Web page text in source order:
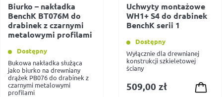
Biurko – nakładka
BenchK BT076M do
drabinek z czarnymi
metalowymi profilami
Dostępny
Bukowa nakładka służąca
jako biurko na drewniany
drążek PB076 do drabinek z
czarnymi metalowymi
profilami
Uchwyty montażowe
WH1+ S4 do drabinek
BenchK serii 1
Dostępny
Wyłącznie dla drewnianej
konstrukcji szkieletowej
ściany
509,00 zł